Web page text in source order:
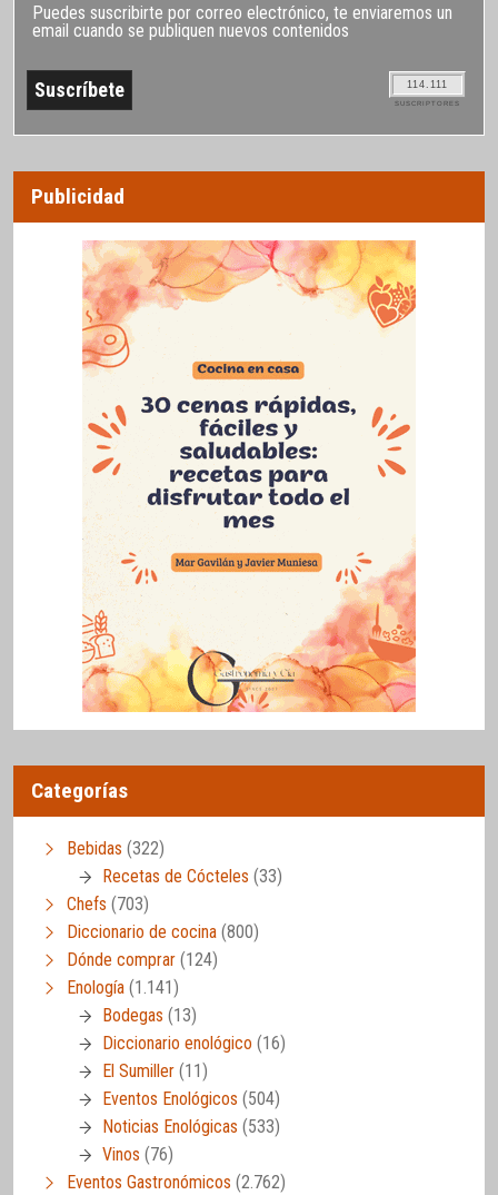
Puedes suscribirte por correo electrónico, te enviaremos un
email cuando se publiquen nuevos contenidos
114.111
SUSCRIPTORES
Publicidad
Categorías
Bebidas (322)
Recetas de Cócteles (33)
Chefs (703)
Diccionario de cocina (800)
Dónde comprar (124)
Enología (1.141)
Bodegas (13)
Diccionario enológico (16)
El Sumiller (11)
Eventos Enológicos (504)
Noticias Enológicas (533)
Vinos (76)
Eventos Gastronómicos (2.762)